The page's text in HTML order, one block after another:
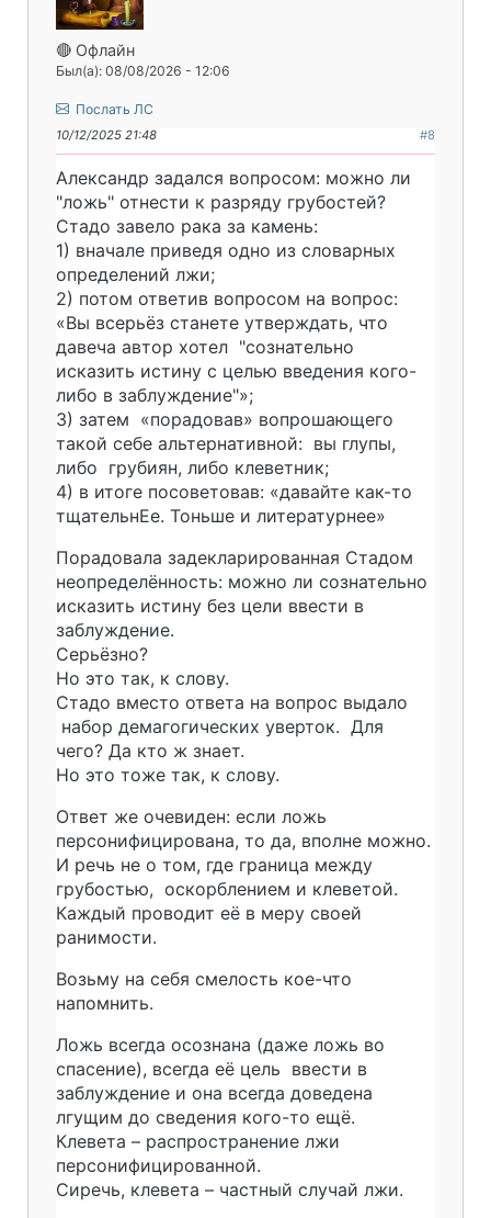
🔴 Офлайн
Был(а): 08/08/2026 - 12:06
Послать ЛС
10/12/2025 21:48 #8
Александр задался вопросом: можно ли
"ложь" отнести к разряду грубостей?
Стадо завело рака за камень:
1) вначале приведя одно из словарных
определений лжи;
2) потом ответив вопросом на вопрос:
«Вы всерьёз станете утверждать, что
давеча автор хотел "сознательно
исказить истину с целью введения кого-
либо в заблуждение"»;
3) затем «порадовав» вопрошающего
такой себе альтернативной: вы глупы,
либо грубиян, либо клеветник;
4) в итоге посоветовав: «давайте как-то
тщательнЕе. Тоньше и литературнее»
Порадовала задекларированная Стадом
неопределённость: можно ли сознательно
исказить истину без цели ввести в
заблуждение.
Серьёзно?
Но это так, к слову.
Стадо вместо ответа на вопрос выдало
набор демагогических уверток. Для
чего? Да кто ж знает.
Но это тоже так, к слову.
Ответ же очевиден: если ложь
персонифицирована, то да, вполне можно.
И речь не о том, где граница между
грубостью, оскорблением и клеветой.
Каждый проводит её в меру своей
ранимости.
Возьму на себя смелость кое-что
напомнить.
Ложь всегда осознана (даже ложь во
спасение), всегда её цель ввести в
заблуждение и она всегда доведена
лгущим до сведения кого-то ещё.
Клевета – распространение лжи
персонифицированной.
Сиречь, клевета – частный случай лжи.